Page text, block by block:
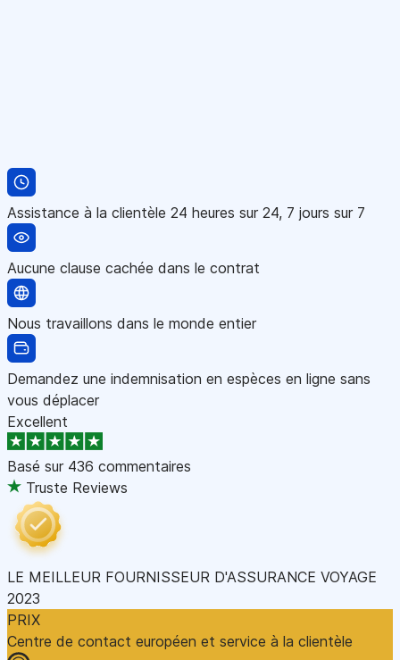
Assistance à la clientèle 24 heures sur 24, 7 jours sur 7
Aucune clause cachée dans le contrat
Nous travaillons dans le monde entier
Demandez une indemnisation en espèces en ligne sans
vous déplacer
Excellent
Basé sur 436 commentaires
Truste Reviews
LE MEILLEUR FOURNISSEUR D'ASSURANCE VOYAGE
2023
PRIX
Centre de contact européen et service à la clientèle